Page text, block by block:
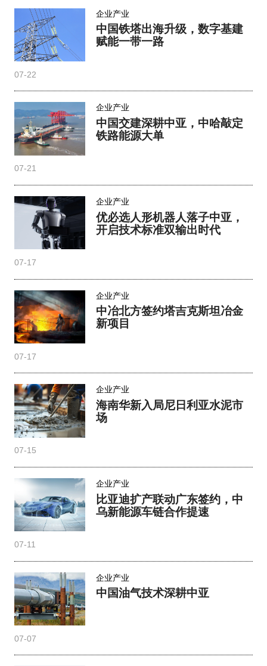
企业产业
中国铁塔出海升级，数字基建
赋能一带一路
07-22
企业产业
中国交建深耕中亚，中哈敲定
铁路能源大单
07-21
企业产业
优必选人形机器人落子中亚，
开启技术标准双输出时代
07-17
企业产业
中冶北方签约塔吉克斯坦冶金
新项目
07-17
企业产业
海南华新入局尼日利亚水泥市
场
07-15
企业产业
比亚迪扩产联动广东签约，中
乌新能源车链合作提速
07-11
企业产业
中国油气技术深耕中亚
07-07